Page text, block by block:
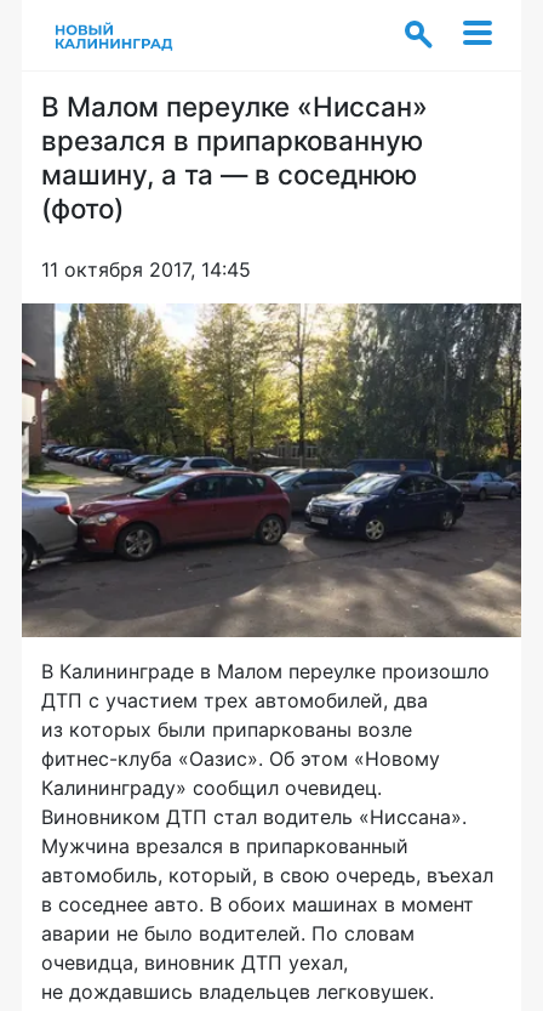
В Малом переулке «Ниссан»
врезался в припаркованную
машину, а та — в соседнюю
(фото)
11 октября 2017, 14:45
В Калининграде в Малом переулке произошло
ДТП с участием трех автомобилей, два
из которых были припаркованы возле
фитнес-клуба «Оазис». Об этом «Новому
Калининграду» сообщил очевидец.
Виновником ДТП стал водитель «Ниссана».
Мужчина врезался в припаркованный
автомобиль, который, в свою очередь, въехал
в соседнее авто. В обоих машинах в момент
аварии не было водителей. По словам
очевидца, виновник ДТП уехал,
не дождавшись владельцев легковушек.